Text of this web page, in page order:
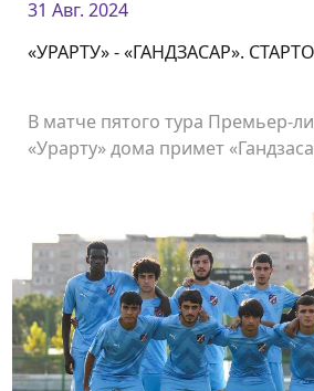
31 Авг. 2024
«УРАРТУ» - «ГАНДЗАСАР».
В матче пятого тура Премьер-
«Урарту» дома примет